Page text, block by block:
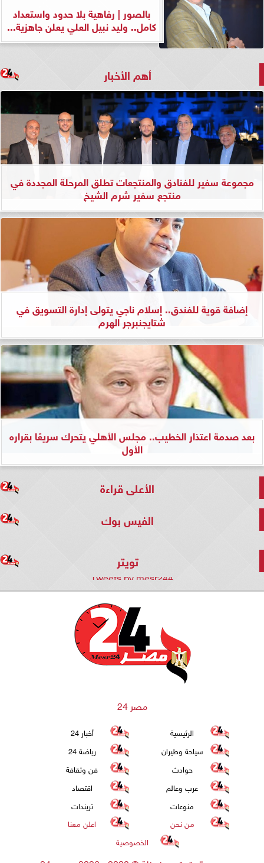
بالصور | رفاهية بلا حدود واستعداد
كامل.. وليد نبيل العلي يعلن جاهزية...
أهم الأخبار
مجموعة سفير للفنادق والمنتجعات تطلق المرحلة المجددة في
منتجع سفير شرم الشيخ
إضافة قوية للفندق.. إسلام ناجي يتولى إدارة التسويق في
شتايجنبرجر الهرم
بعد صدمة اعتذار الخطيب.. مجلس الأهلي يتحرك سريعًا بقراره
الأول
الأعلى قراءة
الفيس بوك
تويتر
Tweets by mesr244
مصر 24
الرئيسية
أخبار 24
سياحة وطيران
رياضة 24
حوادث
فن وثقافة
عرب وعالم
اقتصاد
منوعات
تريندات
من نحن
اعلن معنا
الخصوصية